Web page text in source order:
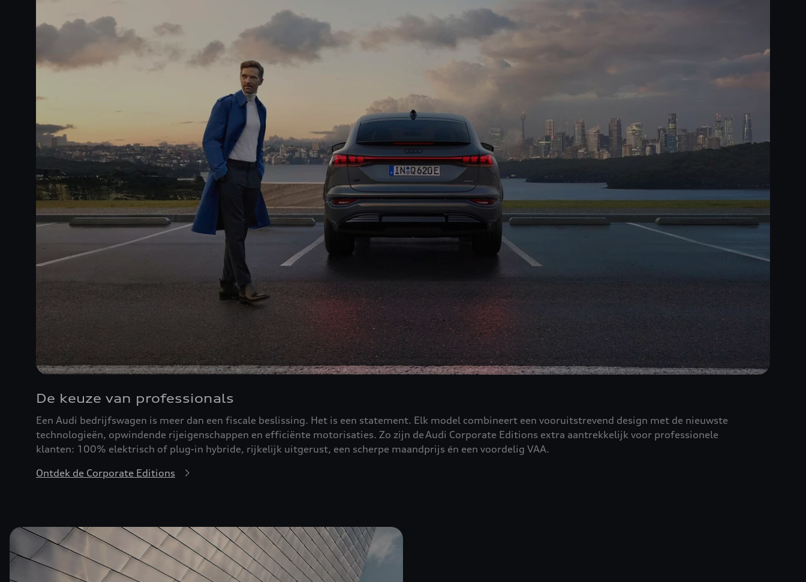
De keuze van professionals
Een Audi bedrijfswagen is meer dan een fiscale beslissing. Het is een statement. Elk model combineert een vooruitstrevend design met de nieuwste
technologieën, opwindende rijeigenschappen en efficiënte motorisaties. Zo zijn de Audi Corporate Editions extra aantrekkelijk voor professionele
klanten: 100% elektrisch of plug-in hybride, rijkelijk uitgerust, een scherpe maandprijs én een voordelig VAA.
Ontdek de Corporate Editions